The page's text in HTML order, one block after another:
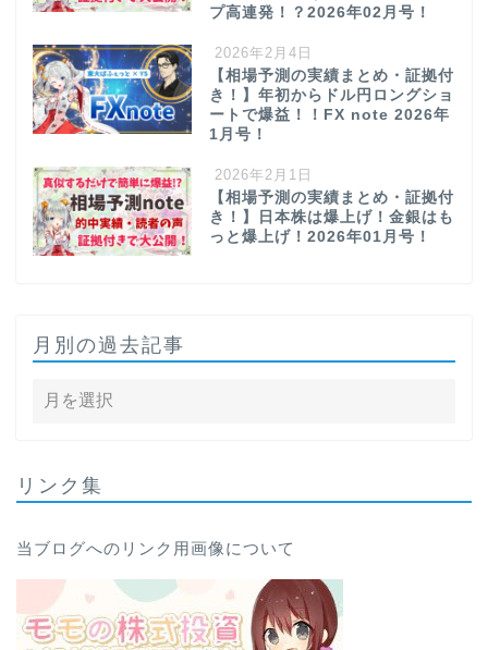
プ高連発！？2026年02月号！
2026年2月4日
【相場予測の実績まとめ・証拠付
き！】年初からドル円ロングショ
ートで爆益！！FX note 2026年
1月号！
2026年2月1日
【相場予測の実績まとめ・証拠付
き！】日本株は爆上げ！金銀はも
っと爆上げ！2026年01月号！
月別の過去記事
リンク集
当ブログへのリンク用画像について